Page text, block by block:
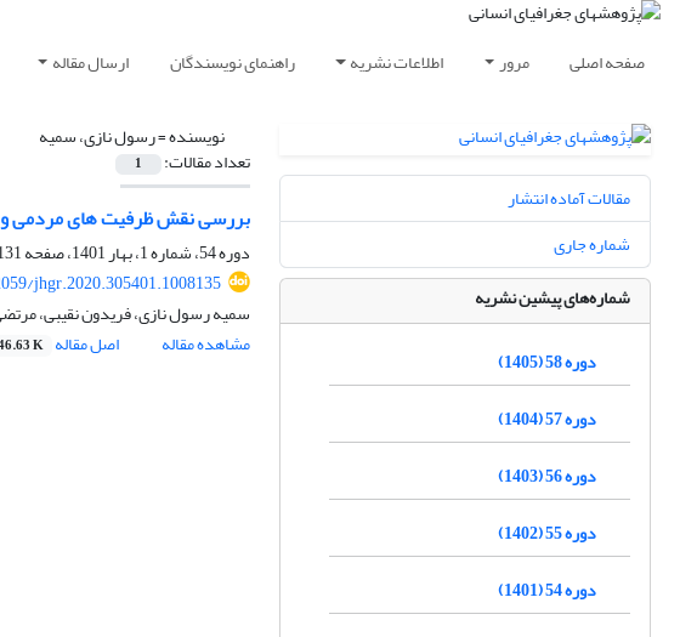
صفحه اصلی مرور اطلاعات نشریه راهنمای نویسندگان ارسال مقاله
نویسنده =رسول نازی، سمیه
تعداد مقالات: 1
بررسی نقش ظرفیت‏ های مردمی و
دوره 54، شماره 1، بهار 1401، صفحه
154
jhgr.2020.305401.1008135
سمیه رسول نازی، فریدون نقیبی،
مشاهده مقاله
اصل مقاله K
مقالات آماده انتشار
شماره جاری
شماره‌های پیشین نشریه
دوره 58 (1405)
دوره 57 (1404)
دوره 56 (1403)
دوره 55 (1402)
دوره 54 (1401)